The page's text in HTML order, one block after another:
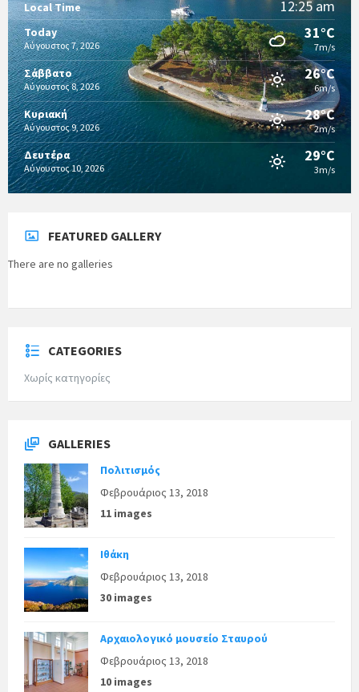
Local Time 12:25 am
Today
Αύγουστος 7, 2026
31°C
7m/s
Σάββατο
Αύγουστος 8, 2026
26°C
6m/s
Κυριακή
Αύγουστος 9, 2026
28°C
2m/s
Δευτέρα
Αύγουστος 10, 2026
29°C
3m/s
FEATURED GALLERY
There are no galleries
CATEGORIES
Χωρίς κατηγορίες
GALLERIES
Πολιτισμός
Φεβρουάριος 13, 2018
11 images
Ιθάκη
Φεβρουάριος 13, 2018
30 images
Αρχαιολογικό μουσείο Σταυρού
Φεβρουάριος 13, 2018
10 images